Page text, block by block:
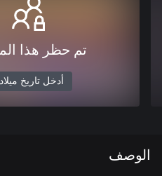
تم حظر هذا
أدخل تاريخ
الوصف